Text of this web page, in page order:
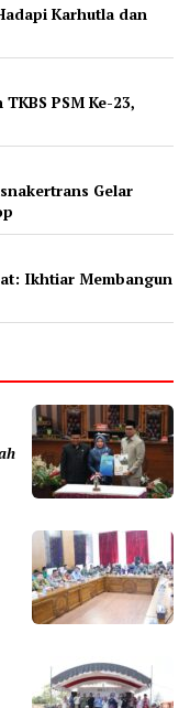
Karhutla dan
PSM Ke-23,
Gelar
Ikhtiar Membangun